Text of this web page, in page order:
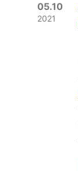
05.10
2021